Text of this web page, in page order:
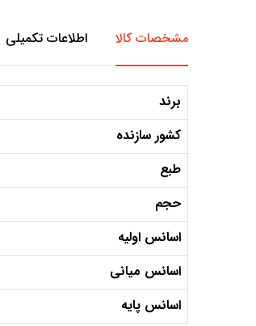
مشخصات کالا اطلاعات تکمیلی
برند
کشور سازنده
طبع
حجم
اسانس اولیه
اسانس میانی
اسانس پایه